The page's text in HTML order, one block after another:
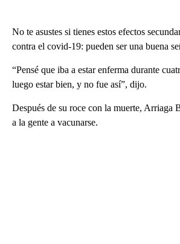
No te asustes si tienes estos efectos
contra el covid-19: pueden ser una buena
“Pensé que iba a estar enferma durante
luego estar bien, y no fue así”, dijo.
Después de su roce con la muerte, Arriaga
a la gente a vacunarse.